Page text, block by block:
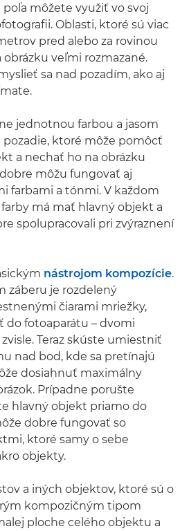
môžete využiť vo svoj
Oblasti, ktoré sú viac
pred alebo za rovinou
veľmi rozmazané.
sa nad pozadím, ako aj
jednotnou farbou a jasom
ktoré môže pomôcť
a nechať ho na obrázku
môžu fungovať aj
farbami a tónmi. V každom
má mať hlavný objekt a
spolupracovali pri zvýraznení
nástrojom kompozície.
záberu je rozdelený
čiarami mriežky,
do fotoaparátu – dvomi
Teraz skúste umiestniť
nad bod, kde sa pretínajú
dosiahnuť maximálny
Prípadne porušte
hlavný objekt priamo do
dobre fungovať so
ktoré samy o sebe
objekty.
a iných objektov, ktoré sú o
kompozičným tipom
ploche celého objektu a